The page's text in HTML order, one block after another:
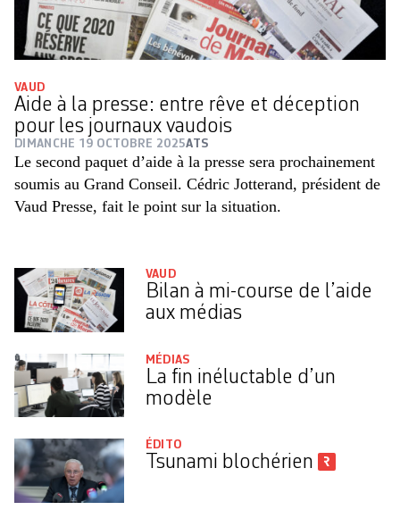
VAUD
Aide à la presse: entre rêve et déception
pour les journaux vaudois
DIMANCHE 19 OCTOBRE 2025ATS
Le second paquet d’aide à la presse sera prochainement
soumis au Grand Conseil. Cédric Jotterand, président de
Vaud Presse, fait le point sur la situation.
VAUD
Bilan à mi-course de l’aide
aux médias
MÉDIAS
La fin inéluctable d’un
modèle
ÉDITO
Tsunami blochérien